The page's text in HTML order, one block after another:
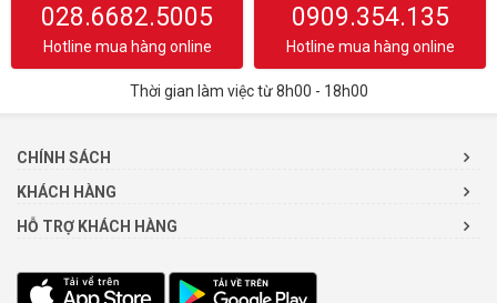
028.6682.5005
Hotline mua hàng online
0909.354.135
Hotline mua hàng online
Thời gian làm việc từ 8h00 - 18h00
CHÍNH SÁCH
KHÁCH HÀNG
HỖ TRỢ KHÁCH HÀNG